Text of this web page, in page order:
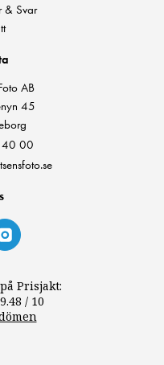
& Svar
AB
45
00